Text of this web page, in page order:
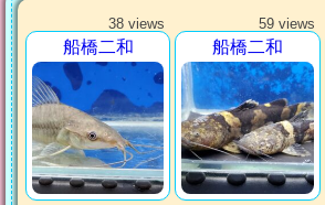
38 views
船橋二和
59 views
船橋二和